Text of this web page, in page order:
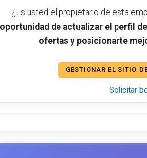
¿Es usted el propietario de esta
oportunidad de actualizar el perfil
ofertas y posicionarte
GESTIONAR EL SITIO
Solicitar